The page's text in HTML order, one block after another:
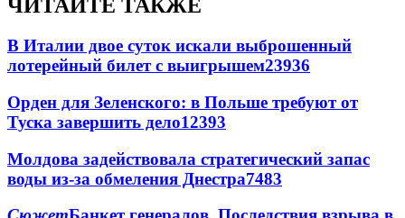
ЧИТАЙТЕ ТАКЖЕ
В Италии двое суток искали выброшенный
лотерейный билет с выигрышем23936
Орден для Зеленского: в Польше требуют от
Туска завершить дело12393
Молдова задействовала стратегический запас
воды из-за обмеления Днестра7483